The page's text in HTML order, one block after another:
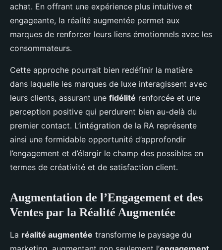
achat. En offrant une expérience plus intuitive et
engageante, la réalité augmentée permet aux
marques de renforcer leurs liens émotionnels avec les
consommateurs.
Cette approche pourrait bien redéfinir la matière
dans laquelle les marques de luxe interagissent avec
leurs clients, assurant une fidélité renforcée et une
perception positive qui perdurent bien au-delà du
premier contact. L’intégration de la RA représente
ainsi une formidable opportunité d’approfondir
l’engagement et d’élargir le champ des possibles en
termes de créativité et de satisfaction client.
Augmentation de l’Engagement et des
Ventes par la Réalité Augmentée
La réalité augmentée transforme le paysage du